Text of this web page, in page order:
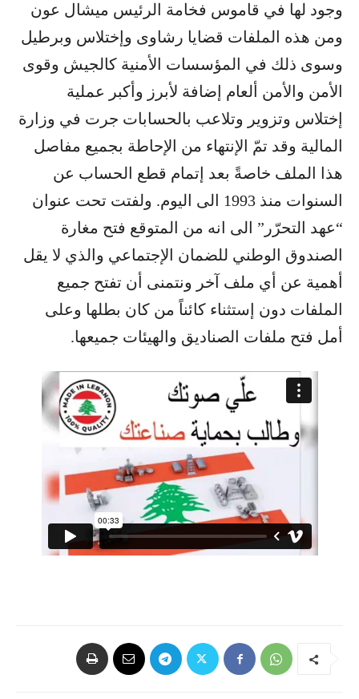
وجود لها في قاموس فخامة الرئيس ميشال عون
ومن هذه الملفات قضايا رشاوى وإختلاس وبرطيل
وسوى ذلك في المؤسسات الأمنية كالجيش وقوى
الأمن والأمن ألعام إضافة لأبرز وأكبر عملية
إختلاس وتزوير وتلاعب بالحسابات جرت في وزارة
المالية وقد تمّ الإنتهاء من الإحاطة بجميع مفاصل
هذا الملف خاصةً بعد إتمام قطع الحساب عن
السنوات منذ 1993 الى اليوم. ولفتت تحت عنوان
“عهد التحرّر” الى انه من المتوقع فتح مغارة
الصندوق الوطني للضمان الإجتماعي والذي لا يقل
أهمية عن أي ملف آخر ونتمنى أن تفتح جميع
الملفات دون إستثناء كائناً من كان بطلها وعلى
أمل فتح ملفات الصناديق والهيئات جميعها.